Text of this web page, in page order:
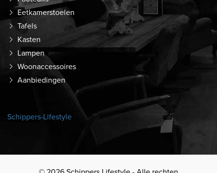
Eetkamerstoelen
Tafels
Kasten
Lampen
Woonaccessoires
Aanbiedingen
Schippers-Lifestyle